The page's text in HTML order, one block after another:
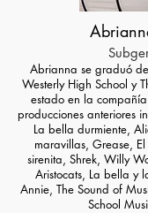
Abrianna se graduó
Westerly High School y
estado en la
producciones anteriores
La bella durmiente,
maravillas, Grease,
sirenita, Shrek, Willy
Aristocats, La bella y
Annie, The Sound of
School